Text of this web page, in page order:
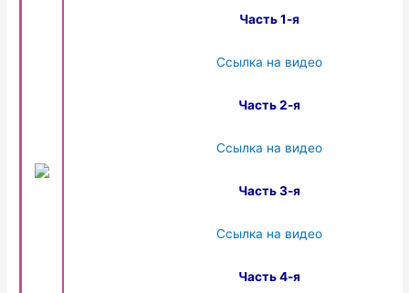
Часть 1-я
Ссылка на видео
Часть 2-я
Ссылка на видео
Часть 3-я
Ссылка на видео
Часть 4-я